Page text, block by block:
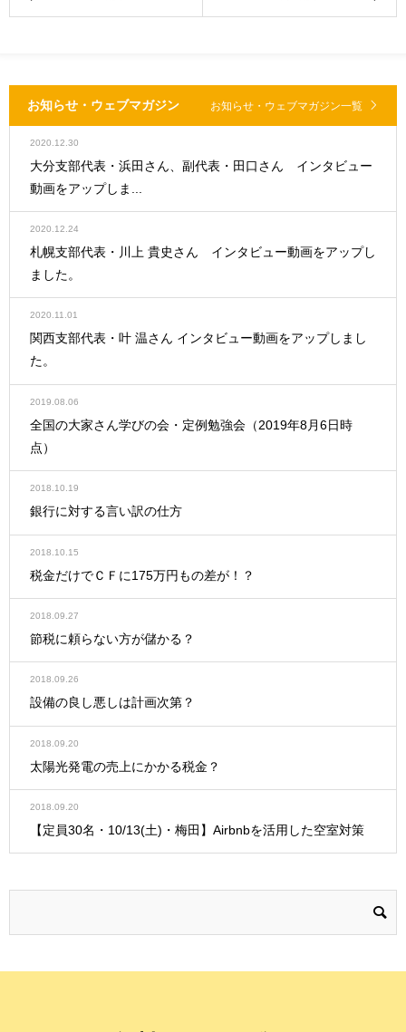
お知らせ・ウェブマガジン お知らせ・ウェブマガジン一覧
2020.12.30
大分支部代表・浜田さん、副代表・田口さん インタビュー
動画をアップしま...
2020.12.24
札幌支部代表・川上 貴史さん インタビュー動画をアップし
ました。
2020.11.01
関西支部代表・叶 温さん インタビュー動画をアップしまし
た。
2019.08.06
全国の大家さん学びの会・定例勉強会（2019年8月6日時
点）
2018.10.19
銀行に対する言い訳の仕方
2018.10.15
税金だけでＣＦに175万円もの差が！？
2018.09.27
節税に頼らない方が儲かる？
2018.09.26
設備の良し悪しは計画次第？
2018.09.20
太陽光発電の売上にかかる税金？
2018.09.20
【定員30名・10/13(土)・梅田】Airbnbを活用した空室対策